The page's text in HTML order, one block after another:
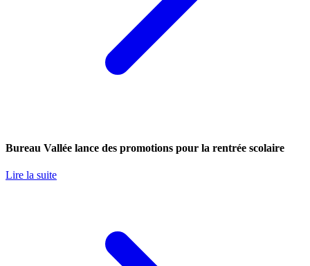
Bureau Vallée lance des promotions pour la rentrée scolaire
Lire la suite